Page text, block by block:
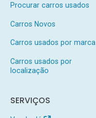
Procurar carros usados
Carros Novos
Carros usados por marca
Carros usados por
localização
SERVIÇOS